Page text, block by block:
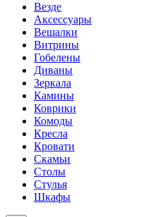
Везде
Аксессуары
Вешалки
Витрины
Гобелены
Диваны
Зеркала
Камины
Коврики
Комоды
Кресла
Кровати
Скамьи
Столы
Стулья
Шкафы